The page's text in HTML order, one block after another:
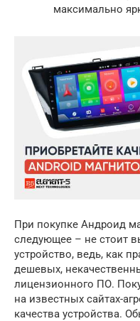
максимально
При покупке Андроид
следующее – не стоит
устройство, ведь, как
дешевых,
лицензионного ПО.
на известных сайтах-
качества устройства.